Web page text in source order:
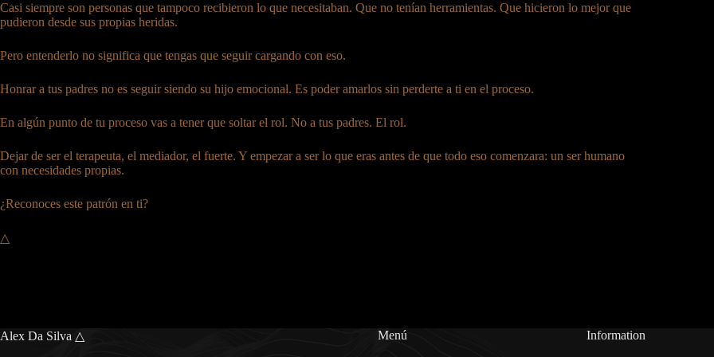
Casi siempre son personas que tampoco recibieron lo que necesitaban. Que no tenían herramientas. Que hicieron lo mejor que
pudieron desde sus propias heridas.
Pero entenderlo no significa que tengas que seguir cargando con eso.
Honrar a tus padres no es seguir siendo su hijo emocional. Es poder amarlos sin perderte a ti en el proceso.
En algún punto de tu proceso vas a tener que soltar el rol. No a tus padres. El rol.
Dejar de ser el terapeuta, el mediador, el fuerte. Y empezar a ser lo que eras antes de que todo eso comenzara: un ser humano
con necesidades propias.
¿Reconoces este patrón en ti?
△
Alex Da Silva △
Menú
Information